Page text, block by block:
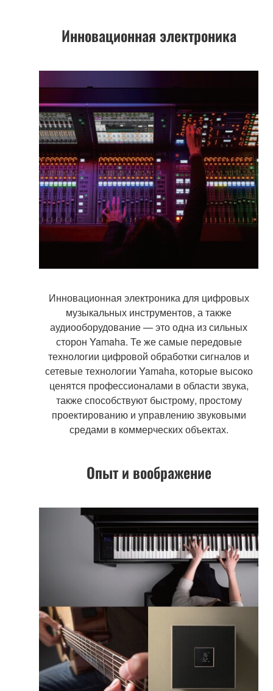
Инновационная электроника
Инновационная электроника для цифровых
музыкальных инструментов, а также
аудиооборудование — это одна из сильных
сторон Yamaha. Те же самые передовые
технологии цифровой обработки сигналов и
сетевые технологии Yamaha, которые высоко
ценятся профессионалами в области звука,
также способствуют быстрому, простому
проектированию и управлению звуковыми
средами в коммерческих объектах.
Опыт и воображение